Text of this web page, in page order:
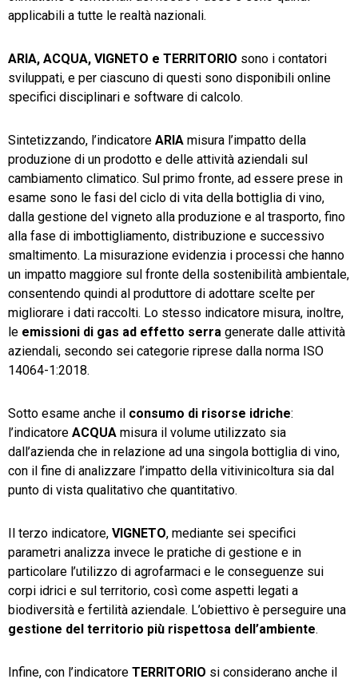
applicabili a tutte le realtà nazionali.
ARIA, ACQUA, VIGNETO e TERRITORIO sono i contatori
sviluppati, e per ciascuno di questi sono disponibili online
specifici disciplinari e software di calcolo.
Sintetizzando, l’indicatore ARIA misura l’impatto della
produzione di un prodotto e delle attività aziendali sul
cambiamento climatico. Sul primo fronte, ad essere prese in
esame sono le fasi del ciclo di vita della bottiglia di vino,
dalla gestione del vigneto alla produzione e al trasporto, fino
alla fase di imbottigliamento, distribuzione e successivo
smaltimento. La misurazione evidenzia i processi che hanno
un impatto maggiore sul fronte della sostenibilità ambientale,
consentendo quindi al produttore di adottare scelte per
migliorare i dati raccolti. Lo stesso indicatore misura, inoltre,
le emissioni di gas ad effetto serra generate dalle attività
aziendali, secondo sei categorie riprese dalla norma ISO
14064-1:2018.
Sotto esame anche il consumo di risorse idriche:
l’indicatore ACQUA misura il volume utilizzato sia
dall’azienda che in relazione ad una singola bottiglia di vino,
con il fine di analizzare l’impatto della vitivinicoltura sia dal
punto di vista qualitativo che quantitativo.
Il terzo indicatore, VIGNETO, mediante sei specifici
parametri analizza invece le pratiche di gestione e in
particolare l’utilizzo di agrofarmaci e le conseguenze sui
corpi idrici e sul territorio, così come aspetti legati a
biodiversità e fertilità aziendale. L’obiettivo è perseguire una
gestione del territorio più rispettosa dell’ambiente.
Infine, con l’indicatore TERRITORIO si considerano anche il